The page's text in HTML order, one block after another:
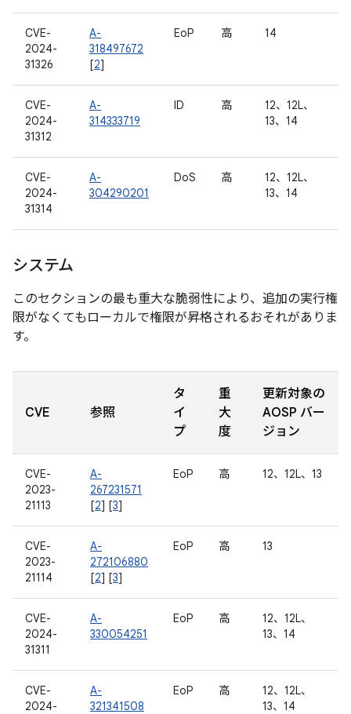
CVE-
2024-
31326
A-
318497672
[2]
EoP 高 14
CVE-
2024-
31312
A-
314333719
ID 高
12、12L、
13、14
CVE-
2024-
31314
A-
304290201
DoS 高
12、12L、
13、14
システム
このセクションの最も重大な脆弱性により、追加の実行権
限がなくてもローカルで権限が昇格されるおそれがありま
す。
CVE 参照
タ
イ
プ
重
大
度
更新対象の
AOSP バー
ジョン
CVE-
2023-
21113
A-
267231571
[2] [3]
EoP 高 12、12L、13
CVE-
2023-
21114
A-
272106880
[2] [3]
EoP 高 13
CVE-
2024-
31311
A-
330054251
EoP 高
12、12L、
13、14
CVE-
2024-
A-
321341508
EoP 高
12、12L、
13、14